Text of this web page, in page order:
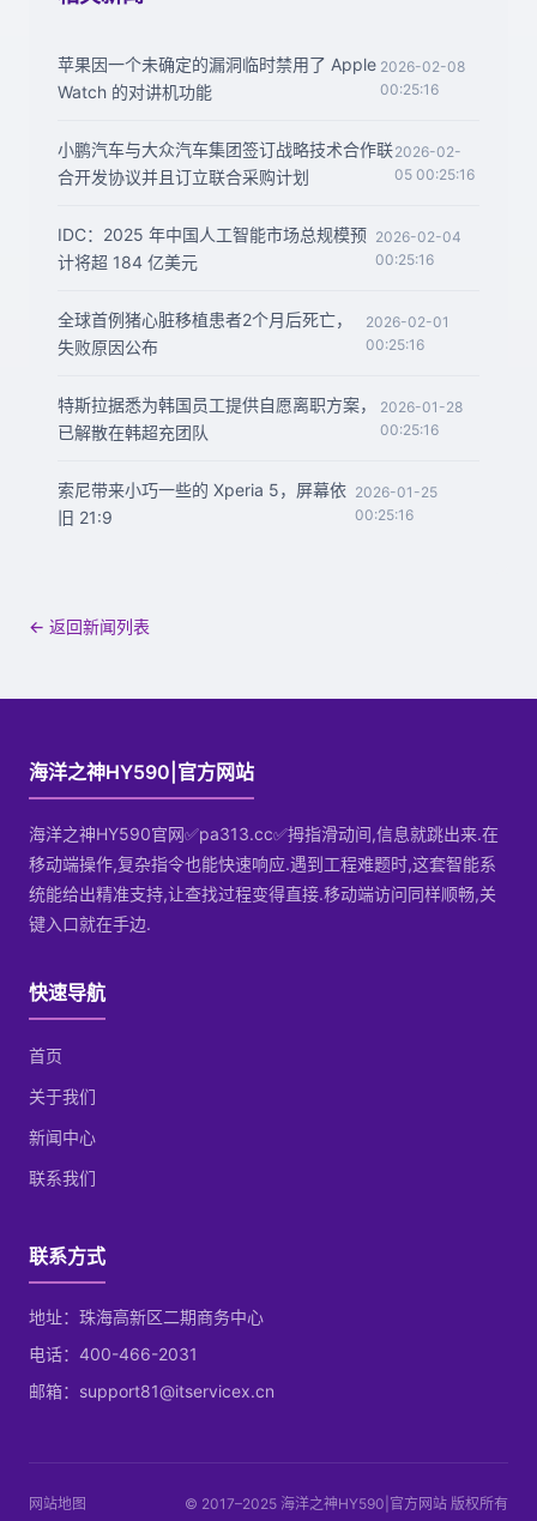
苹果因一个未确定的漏洞临时禁用了 Apple
Watch 的对讲机功能
2026-02-08
00:25:16
小鹏汽车与大众汽车集团签订战略技术合作联
合开发协议并且订立联合采购计划
2026-02-
05 00:25:16
IDC：2025 年中国人工智能市场总规模预
计将超 184 亿美元
2026-02-04
00:25:16
全球首例猪心脏移植患者2个月后死亡，
失败原因公布
2026-02-01
00:25:16
特斯拉据悉为韩国员工提供自愿离职方案，
已解散在韩超充团队
2026-01-28
00:25:16
索尼带来小巧一些的 Xperia 5，屏幕依
旧 21:9
2026-01-25
00:25:16
← 返回新闻列表
海洋之神HY590|官方网站
海洋之神HY590官网✅pa313.cc✅拇指滑动间,信息就跳出来.在
移动端操作,复杂指令也能快速响应.遇到工程难题时,这套智能系
统能给出精准支持,让查找过程变得直接.移动端访问同样顺畅,关
键入口就在手边.
快速导航
首页
关于我们
新闻中心
联系我们
联系方式
地址：珠海高新区二期商务中心
电话：400-466-2031
邮箱：support81@itservicex.cn
网站地图 © 2017–2025 海洋之神HY590|官方网站 版权所有